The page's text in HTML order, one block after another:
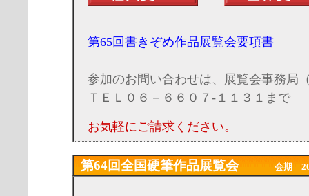
第65回書きぞめ作品展覧会要項書
参加のお問い合わせは、展覧会事務局
ＴＥＬ０６－６６０７-１１３１まで
お気軽にご請求ください。
第64回全国硬筆作品展覧会会期 2021年